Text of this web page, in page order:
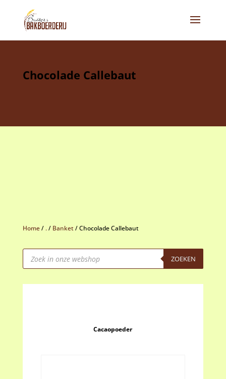
Chocolade Callebaut
Home/ ./ Banket/Chocolade Callebaut
Producten
zoeken ZOEKEN
Cacaopoeder